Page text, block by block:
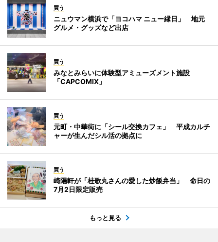
買う
ニュウマン横浜で「ヨコハマ ニュー縁日」 地元
グルメ・グッズなど出店
買う
みなとみらいに体験型アミューズメント施設
「CAPCOMIX」
買う
元町・中華街に「シール交換カフェ」 平成カルチ
ャーが生んだシル活の拠点に
買う
崎陽軒が「桂歌丸さんの愛した炒飯弁当」 命日の
7月2日限定販売
もっと見る